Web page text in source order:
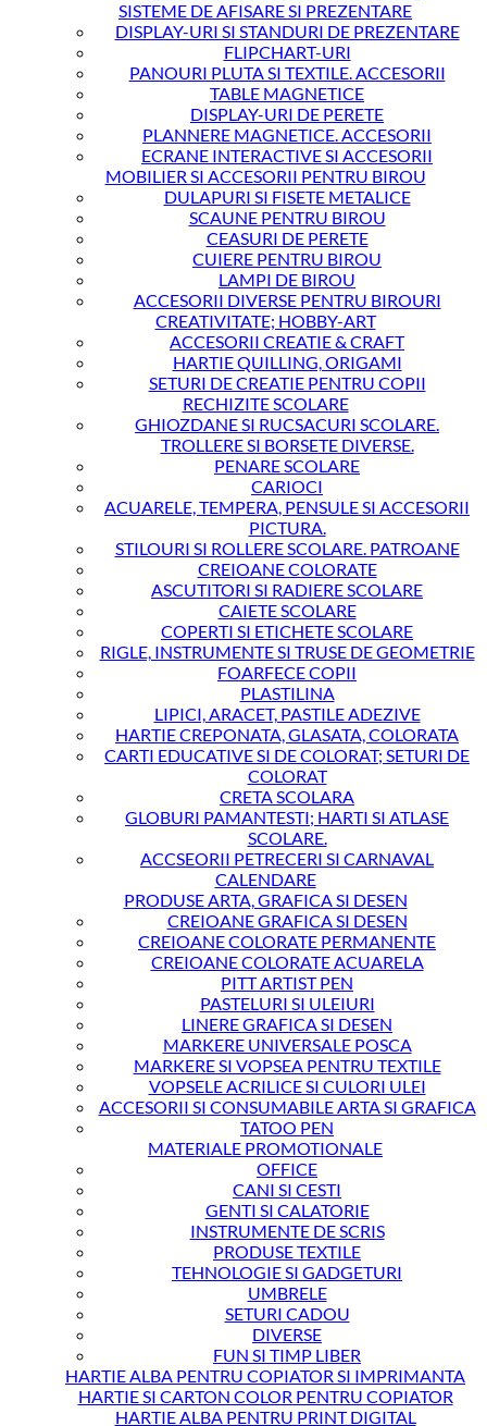
SISTEME DE AFISARE SI PREZENTARE
DISPLAY-URI SI STANDURI DE PREZENTARE
FLIPCHART-URI
PANOURI PLUTA SI TEXTILE. ACCESORII
TABLE MAGNETICE
DISPLAY-URI DE PERETE
PLANNERE MAGNETICE. ACCESORII
ECRANE INTERACTIVE SI ACCESORII
MOBILIER SI ACCESORII PENTRU BIROU
DULAPURI SI FISETE METALICE
SCAUNE PENTRU BIROU
CEASURI DE PERETE
CUIERE PENTRU BIROU
LAMPI DE BIROU
ACCESORII DIVERSE PENTRU BIROURI
CREATIVITATE; HOBBY-ART
ACCESORII CREATIE & CRAFT
HARTIE QUILLING, ORIGAMI
SETURI DE CREATIE PENTRU COPII
RECHIZITE SCOLARE
GHIOZDANE SI RUCSACURI SCOLARE.
TROLLERE SI BORSETE DIVERSE.
PENARE SCOLARE
CARIOCI
ACUARELE, TEMPERA, PENSULE SI ACCESORII
PICTURA.
STILOURI SI ROLLERE SCOLARE. PATROANE
CREIOANE COLORATE
ASCUTITORI SI RADIERE SCOLARE
CAIETE SCOLARE
COPERTI SI ETICHETE SCOLARE
RIGLE, INSTRUMENTE SI TRUSE DE GEOMETRIE
FOARFECE COPII
PLASTILINA
LIPICI, ARACET, PASTILE ADEZIVE
HARTIE CREPONATA, GLASATA, COLORATA
CARTI EDUCATIVE SI DE COLORAT; SETURI DE
COLORAT
CRETA SCOLARA
GLOBURI PAMANTESTI; HARTI SI ATLASE
SCOLARE.
ACCSEORII PETRECERI SI CARNAVAL
CALENDARE
PRODUSE ARTA, GRAFICA SI DESEN
CREIOANE GRAFICA SI DESEN
CREIOANE COLORATE PERMANENTE
CREIOANE COLORATE ACUARELA
PITT ARTIST PEN
PASTELURI SI ULEIURI
LINERE GRAFICA SI DESEN
MARKERE UNIVERSALE POSCA
MARKERE SI VOPSEA PENTRU TEXTILE
VOPSELE ACRILICE SI CULORI ULEI
ACCESORII SI CONSUMABILE ARTA SI GRAFICA
TATOO PEN
MATERIALE PROMOTIONALE
OFFICE
CANI SI CESTI
GENTI SI CALATORIE
INSTRUMENTE DE SCRIS
PRODUSE TEXTILE
TEHNOLOGIE SI GADGETURI
UMBRELE
SETURI CADOU
DIVERSE
FUN SI TIMP LIBER
HARTIE ALBA PENTRU COPIATOR SI IMPRIMANTA
HARTIE SI CARTON COLOR PENTRU COPIATOR
HARTIE ALBA PENTRU PRINT DIGITAL